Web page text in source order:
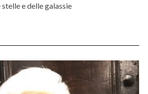
stelle e delle galassie